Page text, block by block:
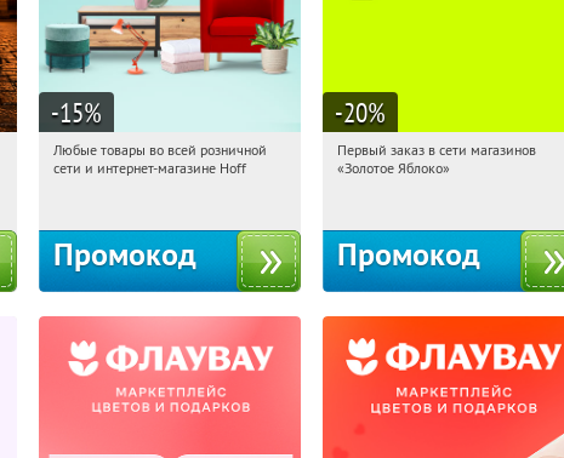
-15%
07:45:53 Получили:
Любые товары во всей розничной
сети и интернет-магазине Hoff
Промокод
-20%
07:45:53
Получи первым!
Первый заказ в сети магазинов
«Золотое Яблоко»
Промокод